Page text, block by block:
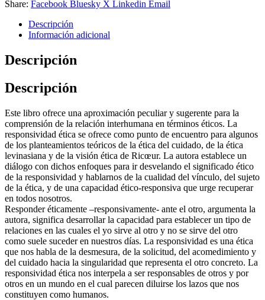
Share: Facebook Bluesky X Linkedin Email
Descripción
Información adicional
Descripción
Descripción
Este libro ofrece una aproximación peculiar y sugerente para la
comprensión de la relación interhumana en términos éticos. La
responsividad ética se ofrece como punto de encuentro para algunos
de los planteamientos teóricos de la ética del cuidado, de la ética
levinasiana y de la visión ética de Ricœur. La autora establece un
diálogo con dichos enfoques para ir desvelando el significado ético
de la responsividad y hablarnos de la cualidad del vínculo, del sujeto
de la ética, y de una capacidad ético-responsiva que urge recuperar
en todos nosotros.
Responder éticamente –responsivamente- ante el otro, argumenta la
autora, significa desarrollar la capacidad para establecer un tipo de
relaciones en las cuales el yo sirve al otro y no se sirve del otro
como suele suceder en nuestros días. La responsividad es una ética
que nos habla de la desmesura, de la solicitud, del acomedimiento y
del cuidado hacia la singularidad que representa el otro concreto. La
responsividad ética nos interpela a ser responsables de otros y por
otros en un mundo en el cual parecen diluirse los lazos que nos
constituyen como humanos.